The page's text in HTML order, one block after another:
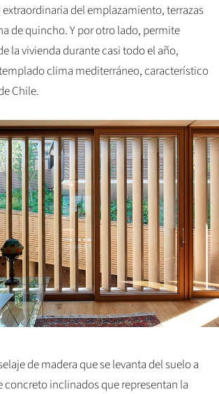
extraordinaria del emplazamiento, terrazas
de quincho. Y por otro lado, permite
la vivienda durante casi todo el año,
clima mediterráneo, característico
Chile.
de madera que se levanta del suelo a
concreto inclinados que representan la